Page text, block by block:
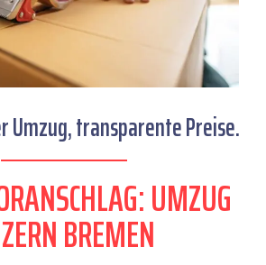
Umzug, transparente Preise.
UMZUG
BREMEN